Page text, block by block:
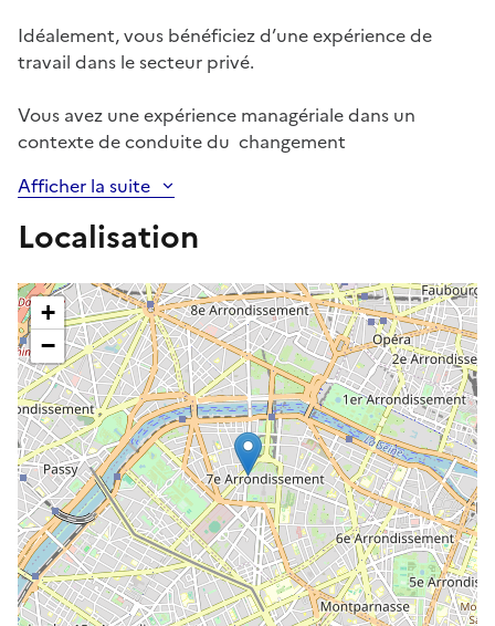
Idéalement, vous bénéficiez d’une expérience de
travail dans le secteur privé.
Vous avez une expérience managériale dans un
contexte de conduite du changement
Afficher la suite
Localisation
+
−